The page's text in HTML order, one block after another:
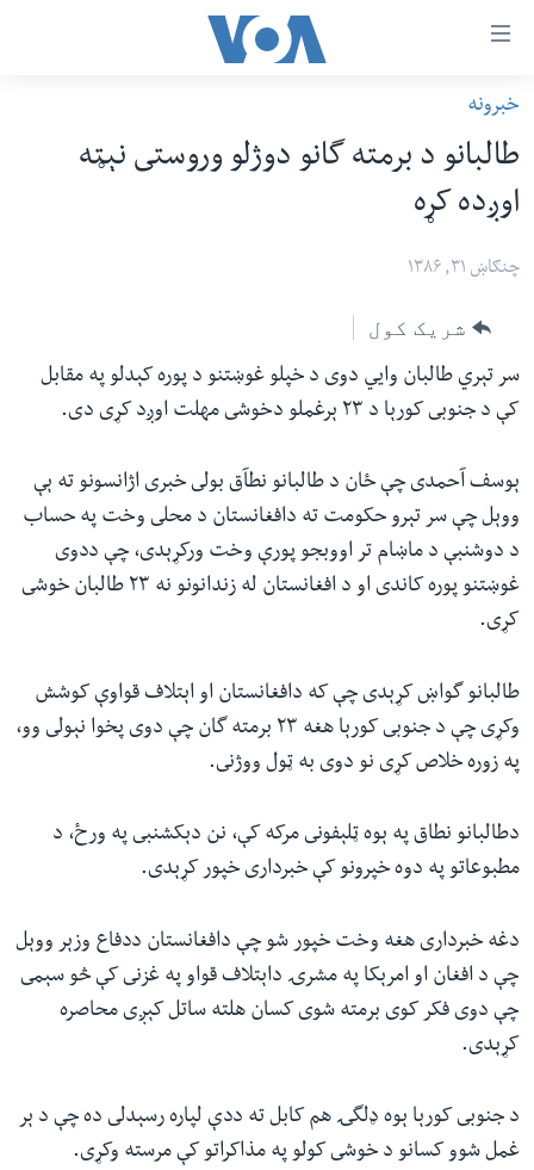
رسي
وړ
اتصالات
متن
شئ
عمومي
لاړ
شئ
لټون
ځای
لاړ
شئ
افغانستان
سیمه
امریکا
ښځې او نجونې
ځوانان
د بیان ازادي
روغتیا
سرمقاله
له مونږ سره په تماس کې پاتې شئ
ژبې
خبرونه
طالبانو د برمته گانو دوژلو وروستى نېټه
اوږده کړه
چنګاښ ۳۱, ۱۳۸۶
شریک کول
سر تېري طالبان وايي دوى د خپلو غوښتنو د پوره کېدلو په مقابل
کې د جنوبى کورېا د ٢٣ ېرغملو دخوشى مهلت اوږد کړى دى.
ېوسف آحمدى چې ځان د طالبانو نطآق بولى خبرى اژانسونو ته ېې
ووېل چې سر تېرو حکومت ته دافغانستان د محلى وخت په حساب
د دوشنبې د ماښام تر اووبجو پورې وخت ورکړېدى، چې ددوى
غوښتنو پوره کاندى او د افغانستان له زندانونو نه ٢٣ طالبان خوشى
کړى.
طالبانو گواښ کړېدى چې که دافغانستان او اېتلاف قواوې کوشش
وکړى چې د جنوبى کورېا هغه ٢٣ برمته گان چې دوى پخوا نېولى وو،
په زوره خلاص کړى نو دوى به ټول ووژنى.
دطالبانو نطاق په ېوه ټلېفونى مرکه کې، نن دېکشنبى په ورځ، د
مطبوعاتو په دوه خپرونو کې خبردارى خپور کړېدى.
دغه خبردارى هغه وخت خپور شو چې دافغانستان ددفاع وزېر ووېل
چې د افغان او امرېکا په مشرۍ داېتلاف قواو په غزنى کې څو سېمى
چې دوى فکر کوى برمته شوى کسان هلته ساتل کېږى محاصره
کړېدى.
د جنوبى کورېا ېوه ډلگۍ هم کابل ته ددې لپاره رسېدلى ده چې د ېر
غمل شوو کسانو د خوشى کولو په مذاکراتو کې مرسته وکړى.